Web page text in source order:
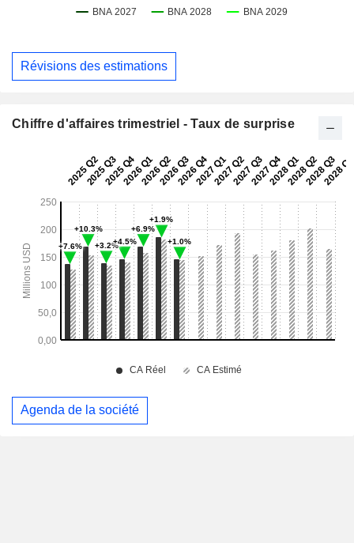
Révisions des estimations
Chiffre d'affaires trimestriel - Taux de surprise
Agenda de la société